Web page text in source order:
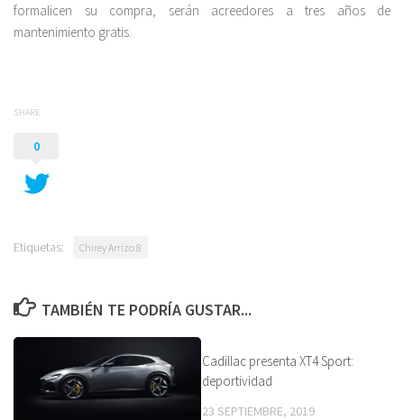
formalicen su compra, serán acreedores a tres años de
mantenimiento gratis.
SHARE
0
Etiquetas: Chirey Arrizo 8
TAMBIÉN TE PODRÍA GUSTAR...
Cadillac presenta XT4 Sport:
deportividad
23 SEPTIEMBRE, 2019